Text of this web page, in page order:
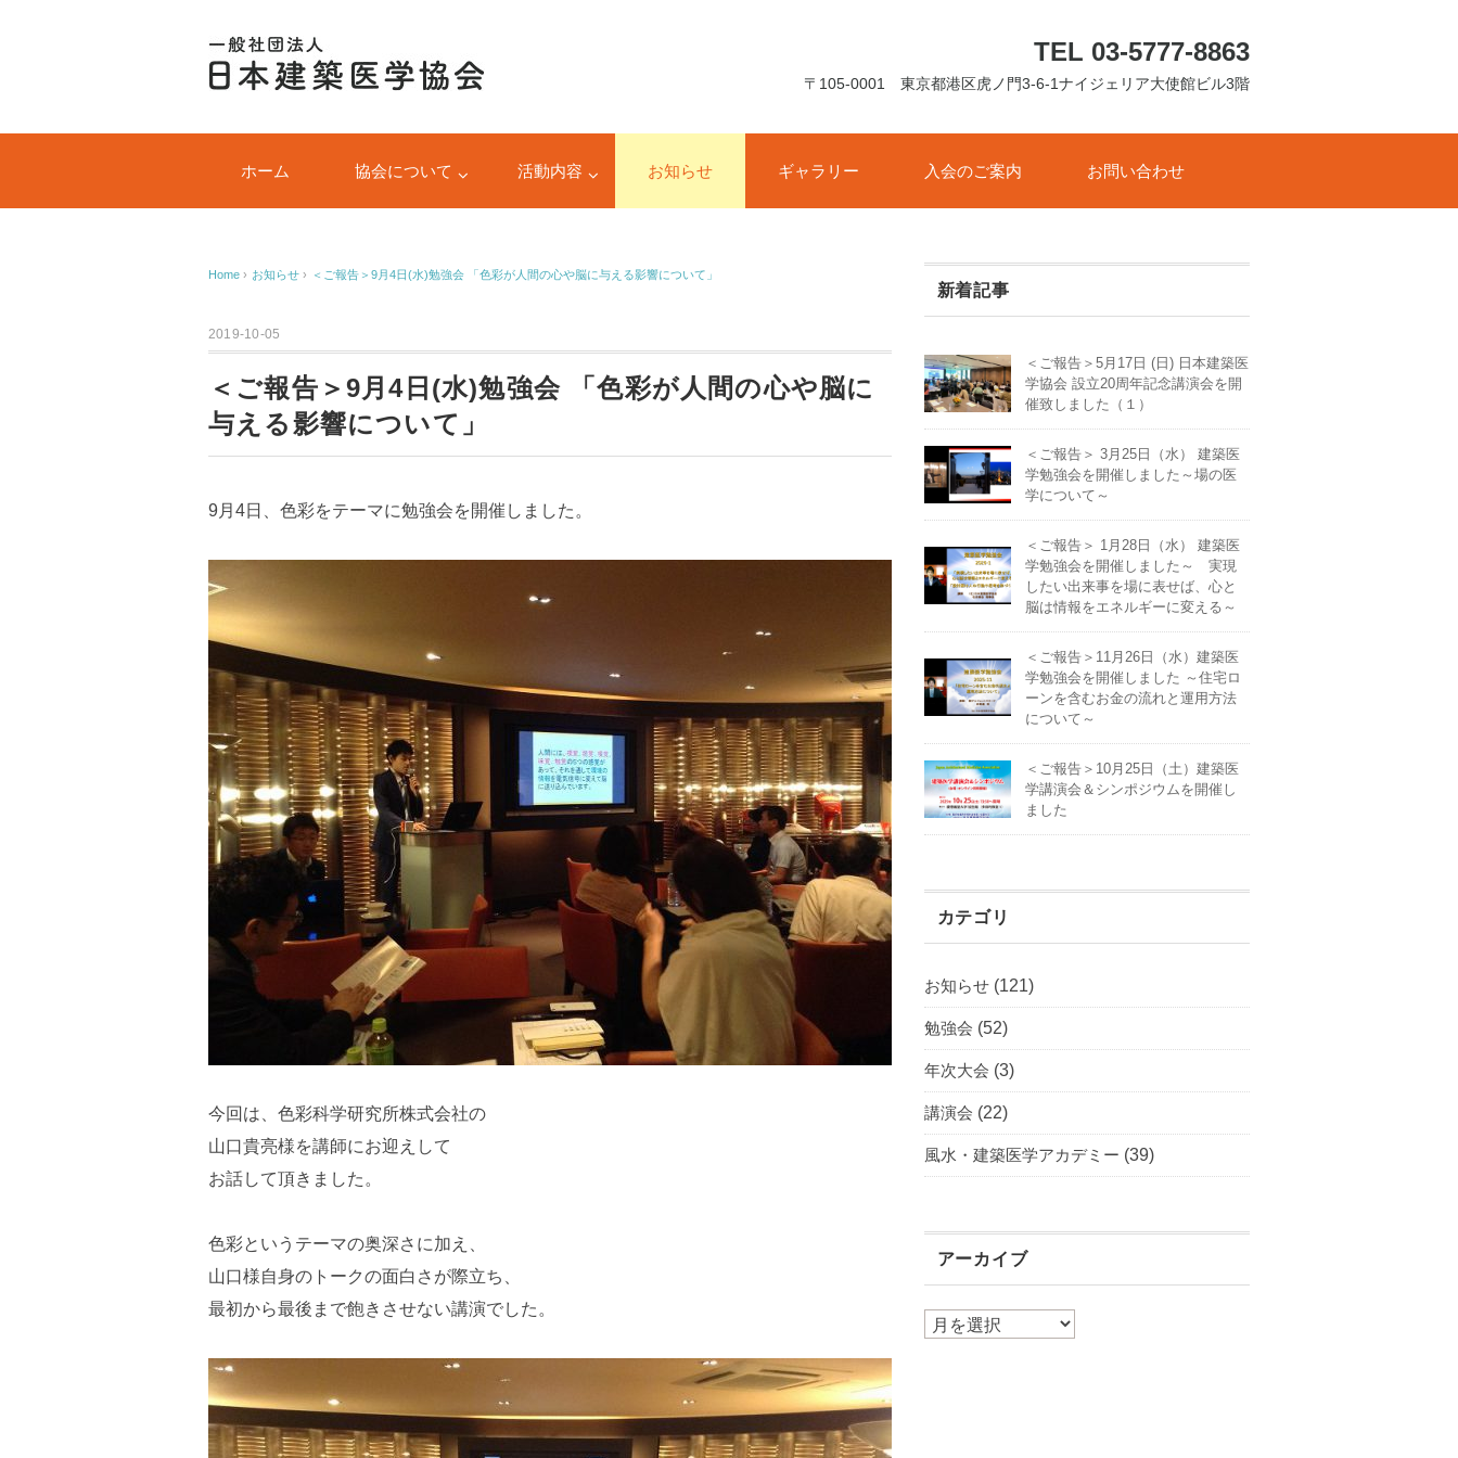
TEL 03-5777-8863
〒105-0001 東京都港区虎ノ門3-6-1ナイジェリア大使館ビル3階
ホーム 協会について 活動内容 お知らせ ギャラリー 入会のご案内 お問い合わせ
Home › お知らせ › ＜ご報告＞9月4日(水)勉強会 「色彩が人間の心や脳に与える影響について」
2019-10-05
＜ご報告＞9月4日(水)勉強会 「色彩が人間の心や脳に
与える影響について」
9月4日、色彩をテーマに勉強会を開催しました。
今回は、色彩科学研究所株式会社の
山口貴亮様を講師にお迎えして
お話して頂きました。
色彩というテーマの奥深さに加え、
山口様自身のトークの面白さが際立ち、
最初から最後まで飽きさせない講演でした。
新着記事
＜ご報告＞5月17日 (日) 日本建築医
学協会 設立20周年記念講演会を開
催致しました（１）
＜ご報告＞ 3月25日（水） 建築医
学勉強会を開催しました～場の医
学について～
＜ご報告＞ 1月28日（水） 建築医
学勉強会を開催しました～ 実現
したい出来事を場に表せば、心と
脳は情報をエネルギーに変える～
＜ご報告＞11月26日（水）建築医
学勉強会を開催しました ～住宅ロ
ーンを含むお金の流れと運用方法
について～
＜ご報告＞10月25日（土）建築医
学講演会＆シンポジウムを開催し
ました
カテゴリ
お知らせ (121)
勉強会 (52)
年次大会 (3)
講演会 (22)
風水・建築医学アカデミー (39)
アーカイブ
ア